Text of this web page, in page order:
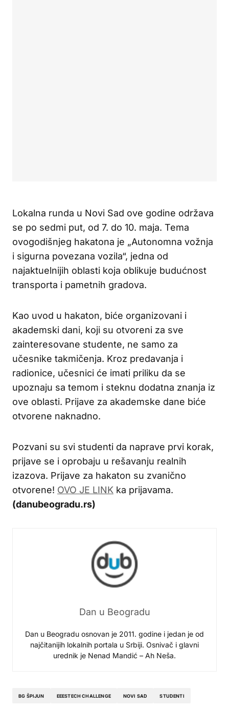
Lokalna runda u Novi Sad ove godine održava
se po sedmi put, od 7. do 10. maja. Tema
ovogodišnjeg hakatona je „Autonomna vožnja
i sigurna povezana vozila“, jedna od
najaktuelnijih oblasti koja oblikuje budućnost
transporta i pametnih gradova.
Kao uvod u hakaton, biće organizovani i
akademski dani, koji su otvoreni za sve
zainteresovane studente, ne samo za
učesnike takmičenja. Kroz predavanja i
radionice, učesnici će imati priliku da se
upoznaju sa temom i steknu dodatna znanja iz
ove oblasti. Prijave za akademske dane biće
otvorene naknadno.
Pozvani su svi studenti da naprave prvi korak,
prijave se i oprobaju u rešavanju realnih
izazova. Prijave za hakaton su zvanično
otvorene! OVO JE LINK ka prijavama.
(danubeogradu.rs)
Dan u Beogradu
Dan u Beogradu osnovan je 2011. godine i jedan je od
najčitanijih lokalnih portala u Srbiji. Osnivač i glavni
urednik je Nenad Mandić – Ah Neša.
BG ŠPIJUN EEESTECH CHALLENGE NOVI SAD STUDENTI